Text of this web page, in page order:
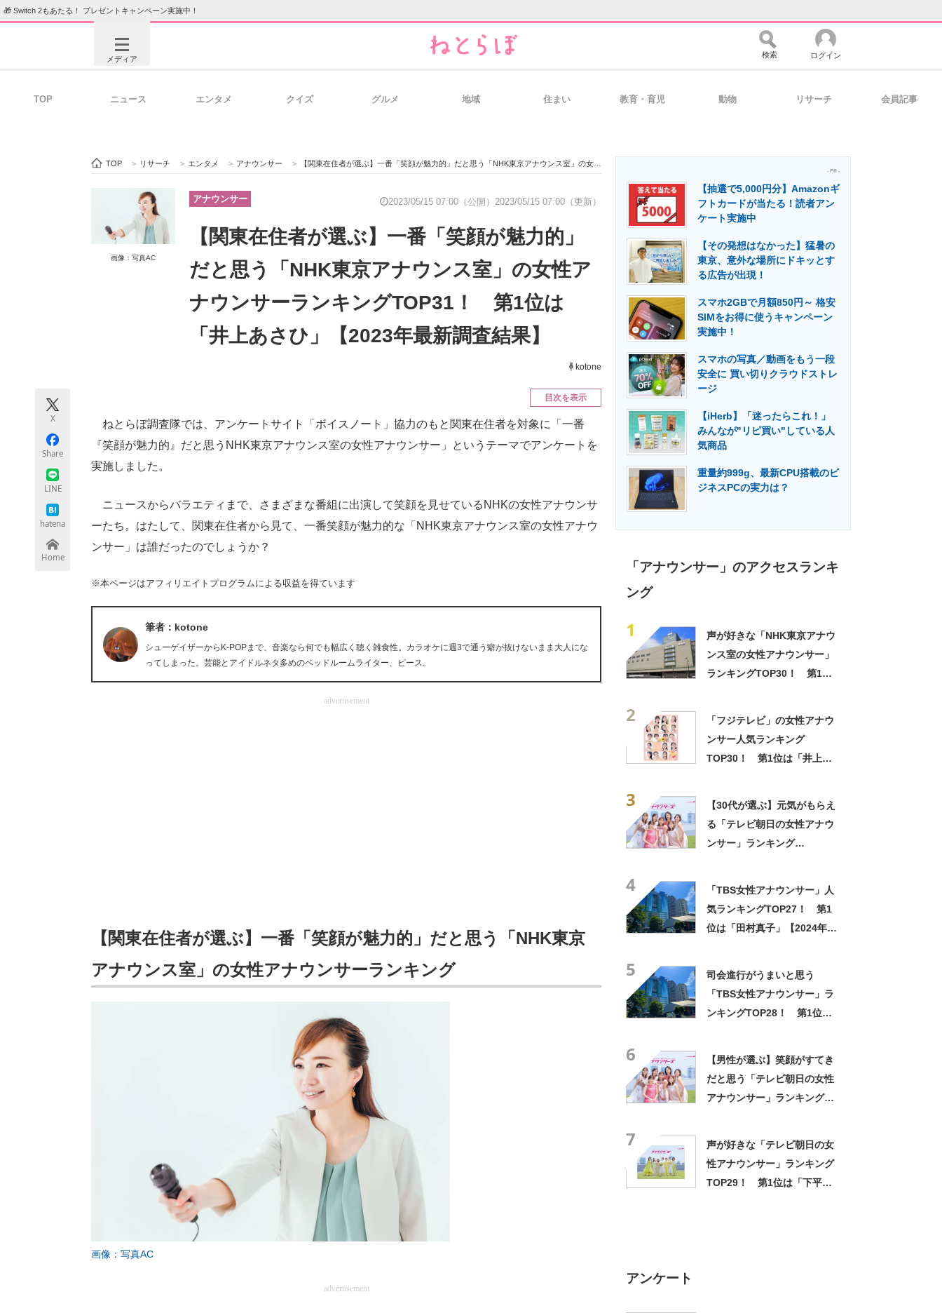
🎁 Switch 2もあたる！ プレゼントキャンペーン実施中！
メディア
ビジネスと働き方のヒント 経営リーダーのコミュニティ マーケ×ITの今がよく分かる
ITエンジニア向け専門サイト 企業向けIT製品の総合サイト IT製品の技術・比較・事例 製造業のIT導入・活用を支援
モノづくり技術者専門サイト エレクトロニクス専門サイト 電子設計の基本と応用 エネルギーの専門メディア 建設×テクノロジーの最前線
検索 ログイン
TOP ニュース エンタメ クイズ グルメ 地域 住まい 教育・育児 動物 リサーチ 会員記事
TOP > リサーチ > エンタメ > アナウンサー > 【関東在住者が選ぶ】一番「笑顔が魅力的」だと思う「NHK東京アナウンス室」の女性アナウンサーランキングTOP31！ 第1位は「井上あさひ」【2023年最新調査結果】
画像：写真AC
アナウンサー 2023/05/15 07:00（公開） 2023/05/15 07:00（更新）
【関東在住者が選ぶ】一番「笑顔が魅力的」
だと思う「NHK東京アナウンス室」の女性ア
ナウンサーランキングTOP31！ 第1位は
「井上あさひ」【2023年最新調査結果】
kotone
X
Share
LINE
hatena
Home
目次を表示
ねとらぼ調査隊では、アンケートサイト「ボイスノート」協力のもと関東在住者を対象に「一番
『笑顔が魅力的』だと思うNHK東京アナウンス室の女性アナウンサー」というテーマでアンケートを
実施しました。
ニュースからバラエティまで、さまざまな番組に出演して笑顔を見せているNHKの女性アナウンサ
ーたち。はたして、関東在住者から見て、一番笑顔が魅力的な「NHK東京アナウンス室の女性アナウ
ンサー」は誰だったのでしょうか？
※本ページはアフィリエイトプログラムによる収益を得ています
筆者：kotone
シューゲイザーからK-POPまで、音楽なら何でも幅広く聴く雑食性。カラオケに週3で通う癖が抜けないまま大人にな
ってしまった。芸能とアイドルネタ多めのベッドルームライター、ピース。
advertisement
【関東在住者が選ぶ】一番「笑顔が魅力的」だと思う「NHK東京
アナウンス室」の女性アナウンサーランキング
画像：写真AC
advertisement
- PR -
【抽選で5,000円分】Amazonギ
フトカードが当たる！読者アン
ケート実施中
【その発想はなかった】猛暑の
東京、意外な場所にドキッとす
る広告が出現！
スマホ2GBで月額850円～ 格安
SIMをお得に使うキャンペーン
実施中！
スマホの写真／動画をもう一段
安全に 買い切りクラウドストレ
ージ
【iHerb】「迷ったらこれ！」
みんなが"リピ買い"している人
気商品
重量約999g、最新CPU搭載のビ
ジネスPCの実力は？
「アナウンサー」のアクセスランキ
ング
1
声が好きな「NHK東京アナウ
ンス室の女性アナウンサー」
ランキングTOP30！ 第1位
2
「フジテレビ」の女性アナウ
ンサー人気ランキング
TOP30！ 第1位は「井上清
3
【30代が選ぶ】元気がもらえ
る「テレビ朝日の女性アナウ
ンサー」ランキング
4
「TBS女性アナウンサー」人
気ランキングTOP27！ 第1
位は「田村真子」【2024年最
5
司会進行がうまいと思う
「TBS女性アナウンサー」ラ
ンキングTOP28！ 第1位は
6
【男性が選ぶ】笑顔がすてき
だと思う「テレビ朝日の女性
アナウンサー」ランキング
7
声が好きな「テレビ朝日の女
性アナウンサー」ランキング
TOP29！ 第1位は「下平さ
アンケート